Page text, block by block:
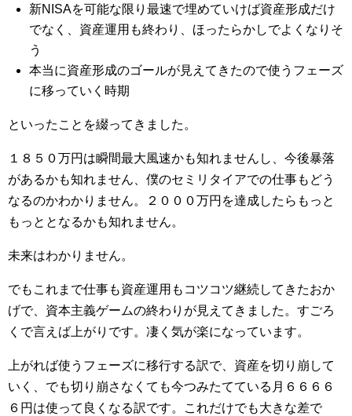
新NISAを可能な限り最速で埋めていけば資産形成だけ
でなく、資産運用も終わり、ほったらかしでよくなりそ
う
本当に資産形成のゴールが見えてきたので使うフェーズ
に移っていく時期
といったことを綴ってきました。
１８５０万円は瞬間最大風速かも知れませんし、今後暴落
があるかも知れません、僕のセミリタイアでの仕事もどう
なるのかわかりません。２０００万円を達成したらもっと
もっととなるかも知れません。
未来はわかりません。
でもこれまで仕事も資産運用もコツコツ継続してきたおか
げで、資本主義ゲームの終わりが見えてきました。すごろ
くで言えば上がりです。凄く気が楽になっています。
上がれば使うフェーズに移行する訳で、資産を切り崩して
いく、でも切り崩さなくても今つみたてている月６６６６
６円は使って良くなる訳です。これだけでも大きな差で